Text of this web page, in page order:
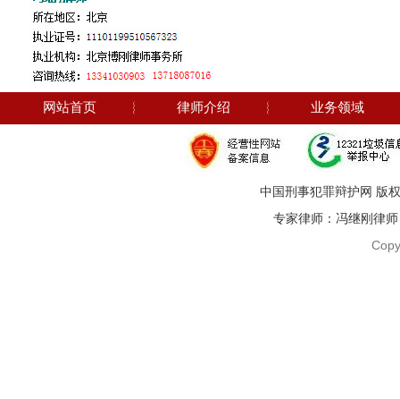
网站首页 ︴ 律师介绍 ︴ 业务领域
中国刑事犯罪辩护网 版
专家律师：冯继刚律